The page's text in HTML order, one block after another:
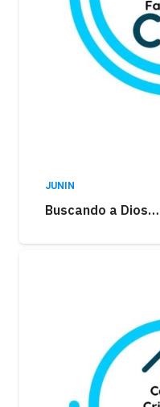
JUNIN
Buscando a Dios…